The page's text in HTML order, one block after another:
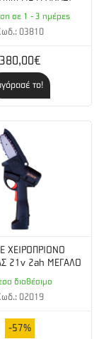
σε 1 - 3 ημέρες
03810
380,00€
το!
ΧΕΙΡΟΠΡΙΟΝΟ
21v 2ah ΜΕΓΑΛΟ
διαθέσιμο
02019
-57%